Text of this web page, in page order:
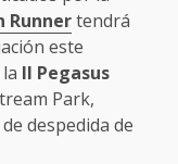
Runnertendrá
este
II Pegasus
Park,
despedida de